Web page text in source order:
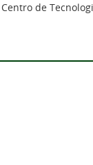
Centro de